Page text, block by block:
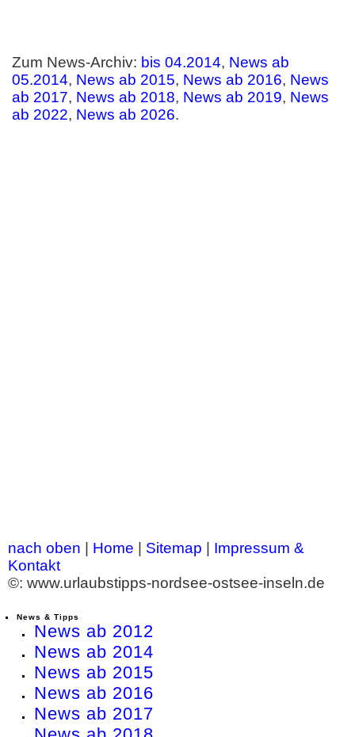
Zum News-Archiv: bis 04.2014, News ab
05.2014, News ab 2015, News ab 2016, News
ab 2017, News ab 2018, News ab 2019, News
ab 2022, News ab 2026.
nach oben Home Sitemap
Impressum &
Kontakt
©: www.urlaubstipps-nordsee-ostsee-inseln.de
News & Tipps
News ab 2012
News ab 2014
News ab 2015
News ab 2016
News ab 2017